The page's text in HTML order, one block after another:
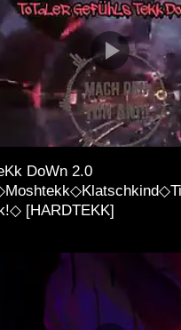
DoWn 2.0
[HARDTEKK]